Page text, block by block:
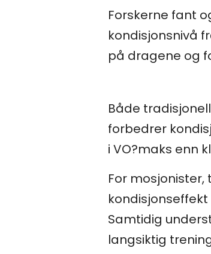
Forskerne fant
kondisjonsnivå
på dragene og
Både
forbedrer
i VO?maks enn
For
Samtidig
langsiktig